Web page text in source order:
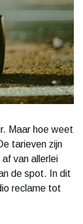
Maar hoe weet
tarieven zijn
van allerlei
de spot. In dit
reclame tot